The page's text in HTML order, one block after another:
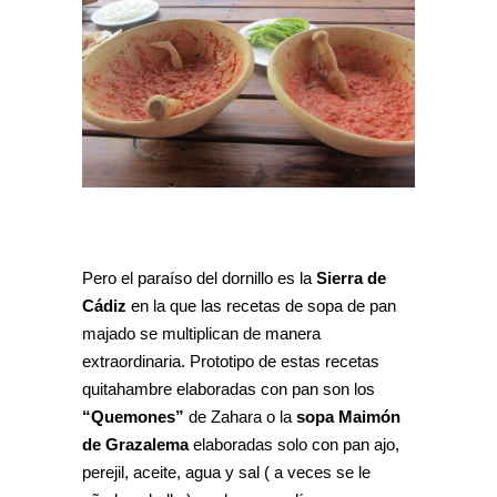
Pero el paraíso del dornillo es la Sierra de
Cádiz en la que las recetas de sopa de pan
majado se multiplican de manera
extraordinaria. Prototipo de estas recetas
quitahambre elaboradas con pan son los
“Quemones” de Zahara o la sopa Maimón
de Grazalemaelaboradas solo con pan ajo,
perejil, aceite, agua y sal ( a veces se le